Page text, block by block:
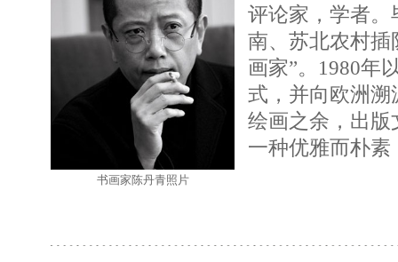
书画家陈丹青照片
评论家，学者
南、苏北农村插
画家”。1980年
式，并向欧洲
绘画之余，出
一种优雅而朴